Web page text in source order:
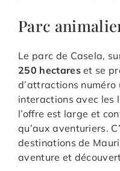
Parc
Le parc de Casela,
250 hectareset se
d’attractions numéro
interactions avec les
l’offre est large et
qu’aux aventuriers.
destinations de
aventure et